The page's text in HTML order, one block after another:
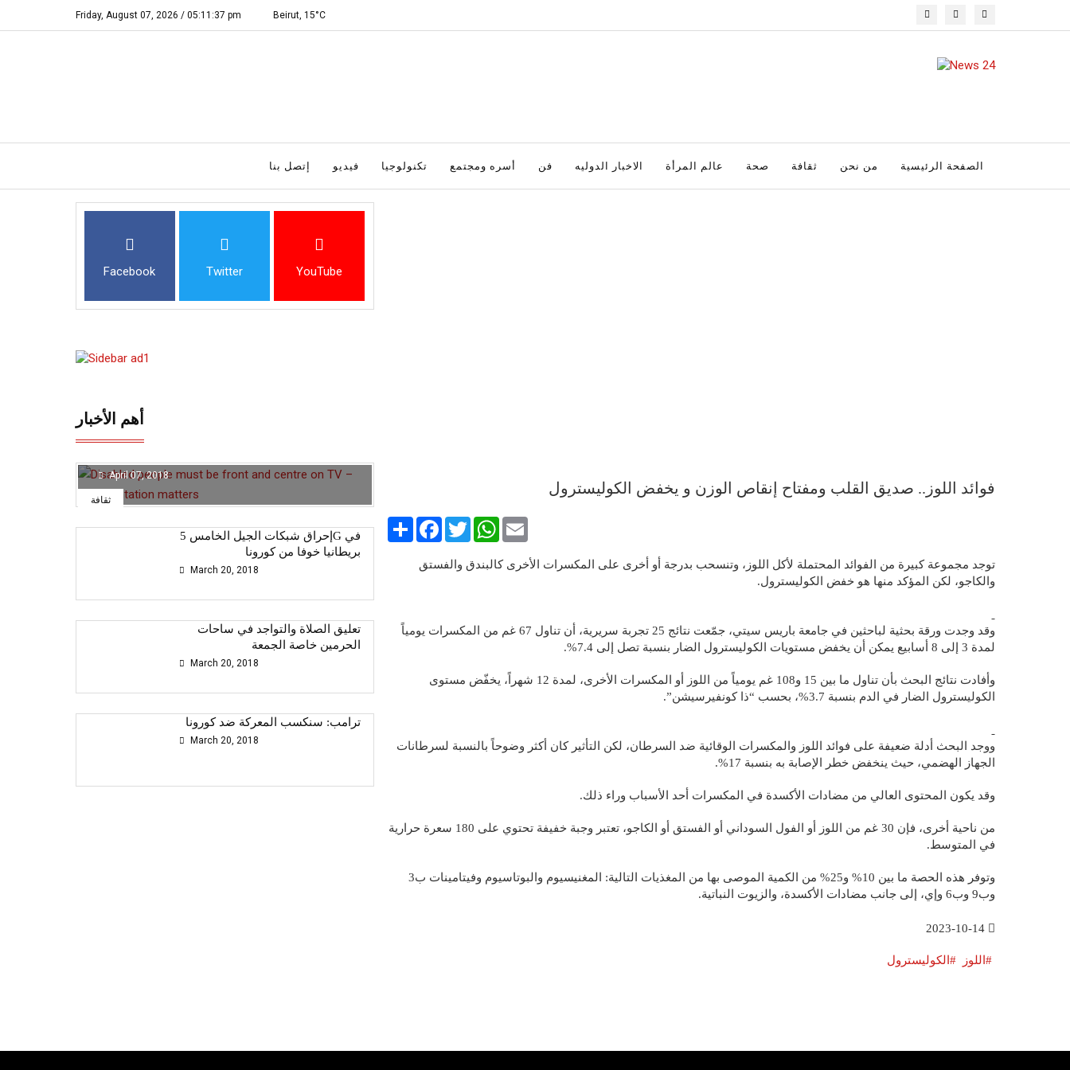
Friday, August 07, 2026 / 05:11:38 pm Beirut, 15°C
الصفحة الرئيسية من نحن ثقافة صحة عالم المرأة الاخبار الدوليه فن أسره ومجتمع تكنولوجيا فيديو إتصل بنا
فوائد اللوز.. صديق القلب ومفتاح إنقاص الوزن و يخفض الكوليسترول
ShareFacebookTwitter
WhatsAppEmail
توجد مجموعة كبيرة من الفوائد المحتملة لأكل اللوز، وتنسحب بدرجة أو أخرى على المكسرات الأخرى كالبندق والفستق
والكاجو، لكن المؤكد منها هو خفض الكوليسترول.
وقد وجدت ورقة بحثية لباحثين في جامعة باريس سيتي، جمّعت نتائج 25 تجربة سريرية، أن تناول 67 غم من المكسرات يومياً
لمدة 3 إلى 8 أسابيع يمكن أن يخفض مستويات الكوليسترول الضار بنسبة تصل إلى 7.4%.
وأفادت نتائج البحث بأن تناول ما بين 15 و108 غم يومياً من اللوز أو المكسرات الأخرى، لمدة 12 شهراً، يخفّض مستوى
الكوليسترول الضار في الدم بنسبة 3.7%، بحسب “ذا كونفيرسيشن”.
ووجد البحث أدلة ضعيفة على فوائد اللوز والمكسرات الوقائية ضد السرطان، لكن التأثير كان أكثر وضوحاً بالنسبة لسرطانات
الجهاز الهضمي، حيث ينخفض خطر الإصابة به بنسبة 17%.
وقد يكون المحتوى العالي من مضادات الأكسدة في المكسرات أحد الأسباب وراء ذلك.
من ناحية أخرى، فإن 30 غم من اللوز أو الفول السوداني أو الفستق أو الكاجو، تعتبر وجبة خفيفة تحتوي على 180 سعرة حرارية
في المتوسط.
وتوفر هذه الحصة ما بين 10% و25% من الكمية الموصى بها من المغذيات التالية: المغنيسيوم والبوتاسيوم وفيتامينات ب3
وب9 وب6 وإي، إلى جانب مضادات الأكسدة، والزيوت النباتية.
2023-10-14
اللوز الكوليسترول
Facebook Twitter YouTube
أهم الأخبار
ثقافة
هذا الفيتامين يتصدى لفيروس كورونا
April 07, 2018
إحراق شبكات الجيل الخامس 5G في
بريطانيا خوفا من كورونا
March 20, 2018
تعليق الصلاة والتواجد في ساحات
الحرمين خاصة الجمعة
March 20, 2018
ترامب: سنكسب المعركة ضد كورونا
March 20, 2018